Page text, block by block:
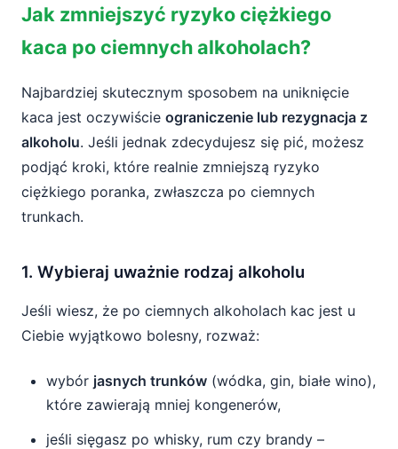
Jak zmniejszyć ryzyko ciężkiego
kaca po ciemnych alkoholach?
Najbardziej skutecznym sposobem na uniknięcie
kaca jest oczywiście ograniczenie lub rezygnacja z
alkoholu. Jeśli jednak zdecydujesz się pić, możesz
podjąć kroki, które realnie zmniejszą ryzyko
ciężkiego poranka, zwłaszcza po ciemnych
trunkach.
1. Wybieraj uważnie rodzaj alkoholu
Jeśli wiesz, że po ciemnych alkoholach kac jest u
Ciebie wyjątkowo bolesny, rozważ:
wybór jasnych trunków (wódka, gin, białe wino),
które zawierają mniej kongenerów,
jeśli sięgasz po whisky, rum czy brandy –